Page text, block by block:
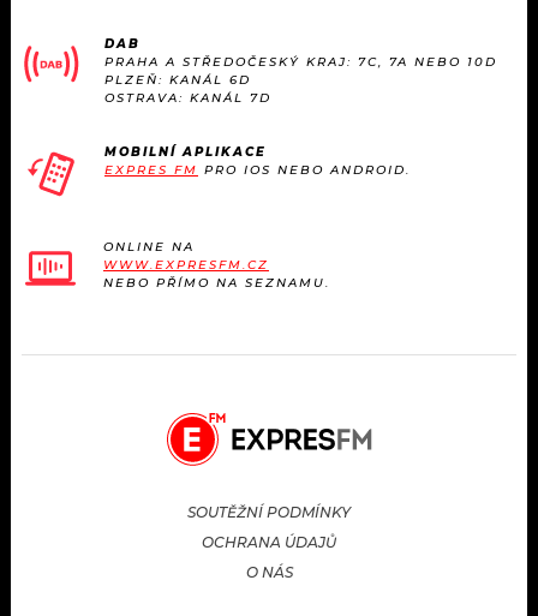
DAB
PRAHA A STŘEDOČESKÝ KRAJ: 7C, 7A NEBO 10D
PLZEŇ: KANÁL 6D
OSTRAVA: KANÁL 7D
MOBILNÍ APLIKACE
EXPRES FM PRO IOS NEBO ANDROID.
ONLINE NA
WWW.EXPRESFM.CZ
NEBO PŘÍMO NA SEZNAMU.
SOUTĚŽNÍ PODMÍNKY
OCHRANA ÚDAJŮ
O NÁS